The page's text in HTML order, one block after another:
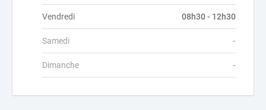
Vendredi 08h30 - 12h30
Samedi -
Dimanche -